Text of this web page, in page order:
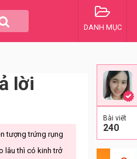
DANH MỤC
lời
tượng trứng rụng
lâu thì có kinh trở
Bài viết
240